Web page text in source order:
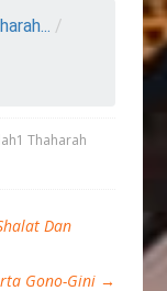
/
Thaharah
Dan
Gono-Gini →